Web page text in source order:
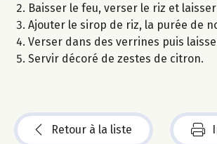
Baisser le feu, verser le riz et
Ajouter le sirop de riz, la purée de
Verser dans des verrines puis
Servir décoré de zestes de citron.
Retour à la liste